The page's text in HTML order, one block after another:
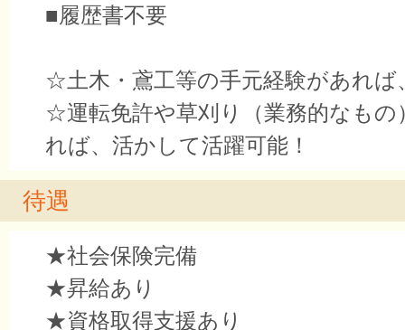
■履歴書不要
☆土木・鳶工等の手元経験があれば
☆運転免許や草刈り（業務的なもの
れば、活かして活躍可能！
待遇
★社会保険完備
★昇給あり
★資格取得支援あり